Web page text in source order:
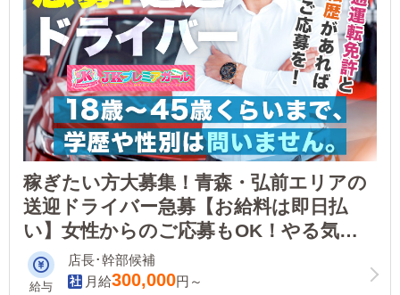
稼ぎたい方大募集！青森・弘前エリアの
送迎ドライバー急募【お給料は即日払
い】女性からのご応募もOK！やる気と
免許があれば大丈夫！能力に応じて随時
昇給制度あり！
給与
店長･幹部候補
月給300,000円～